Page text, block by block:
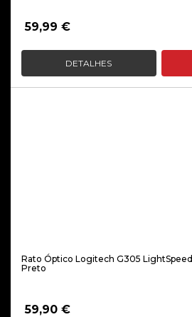
59,99 €
DETALHES
Rato Óptico Logitech G305
Preto
59,90 €